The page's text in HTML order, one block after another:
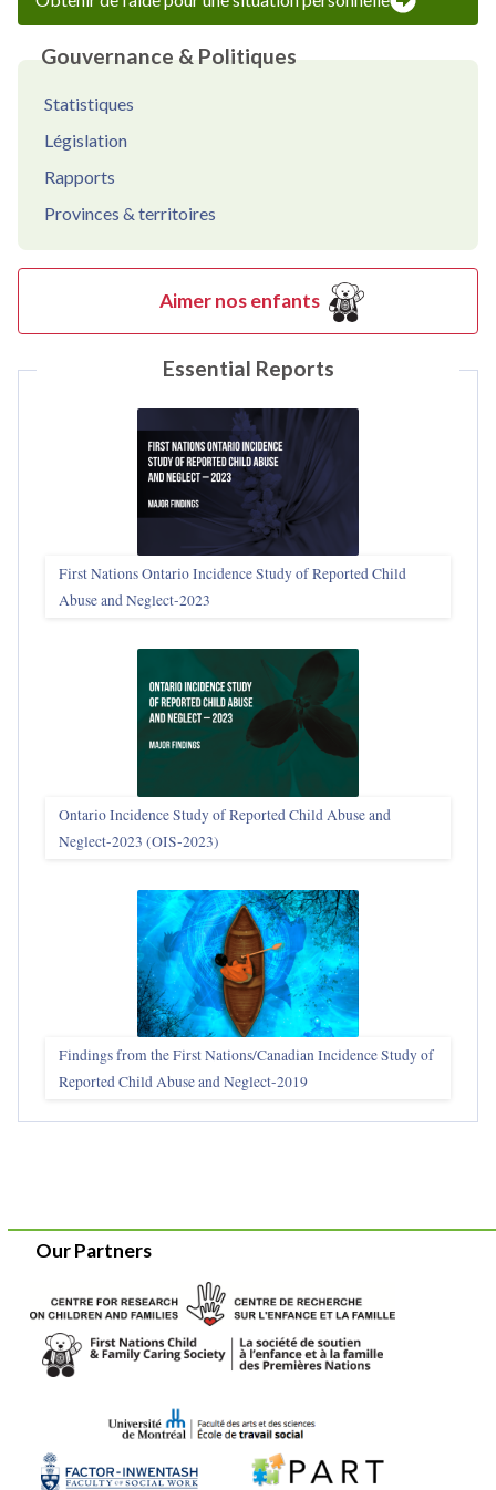
Gouvernance & Politiques
Statistiques
Législation
Rapports
Provinces & territoires
Aimer nos enfants
Essential Reports
First Nations Ontario Incidence Study of Reported Child
Abuse and Neglect‑2023
Ontario Incidence Study of Reported Child Abuse and
Neglect-2023 (OIS‑2023)
Findings from the First Nations/Canadian Incidence Study of
Reported Child Abuse and Neglect-2019
Our Partners